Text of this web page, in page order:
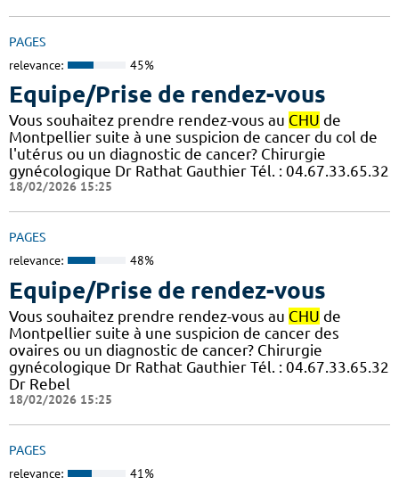
PAGES
relevance: 45%
Equipe/Prise de rendez-vous
Vous souhaitez prendre rendez-vous au CHU de
Montpellier suite à une suspicion de cancer du col de
l'utérus ou un diagnostic de cancer? Chirurgie
gynécologique Dr Rathat Gauthier Tél. : 04.67.33.65.32
18/02/2026 15:25
PAGES
relevance: 48%
Equipe/Prise de rendez-vous
Vous souhaitez prendre rendez-vous au CHU de
Montpellier suite à une suspicion de cancer des
ovaires ou un diagnostic de cancer? Chirurgie
gynécologique Dr Rathat Gauthier Tél. : 04.67.33.65.32
Dr Rebel
18/02/2026 15:25
PAGES
relevance: 41%